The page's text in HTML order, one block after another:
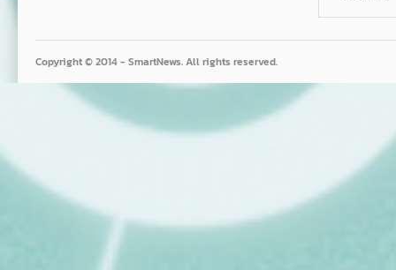
Copyright © 2014 - SmartNews. All rights reserved.